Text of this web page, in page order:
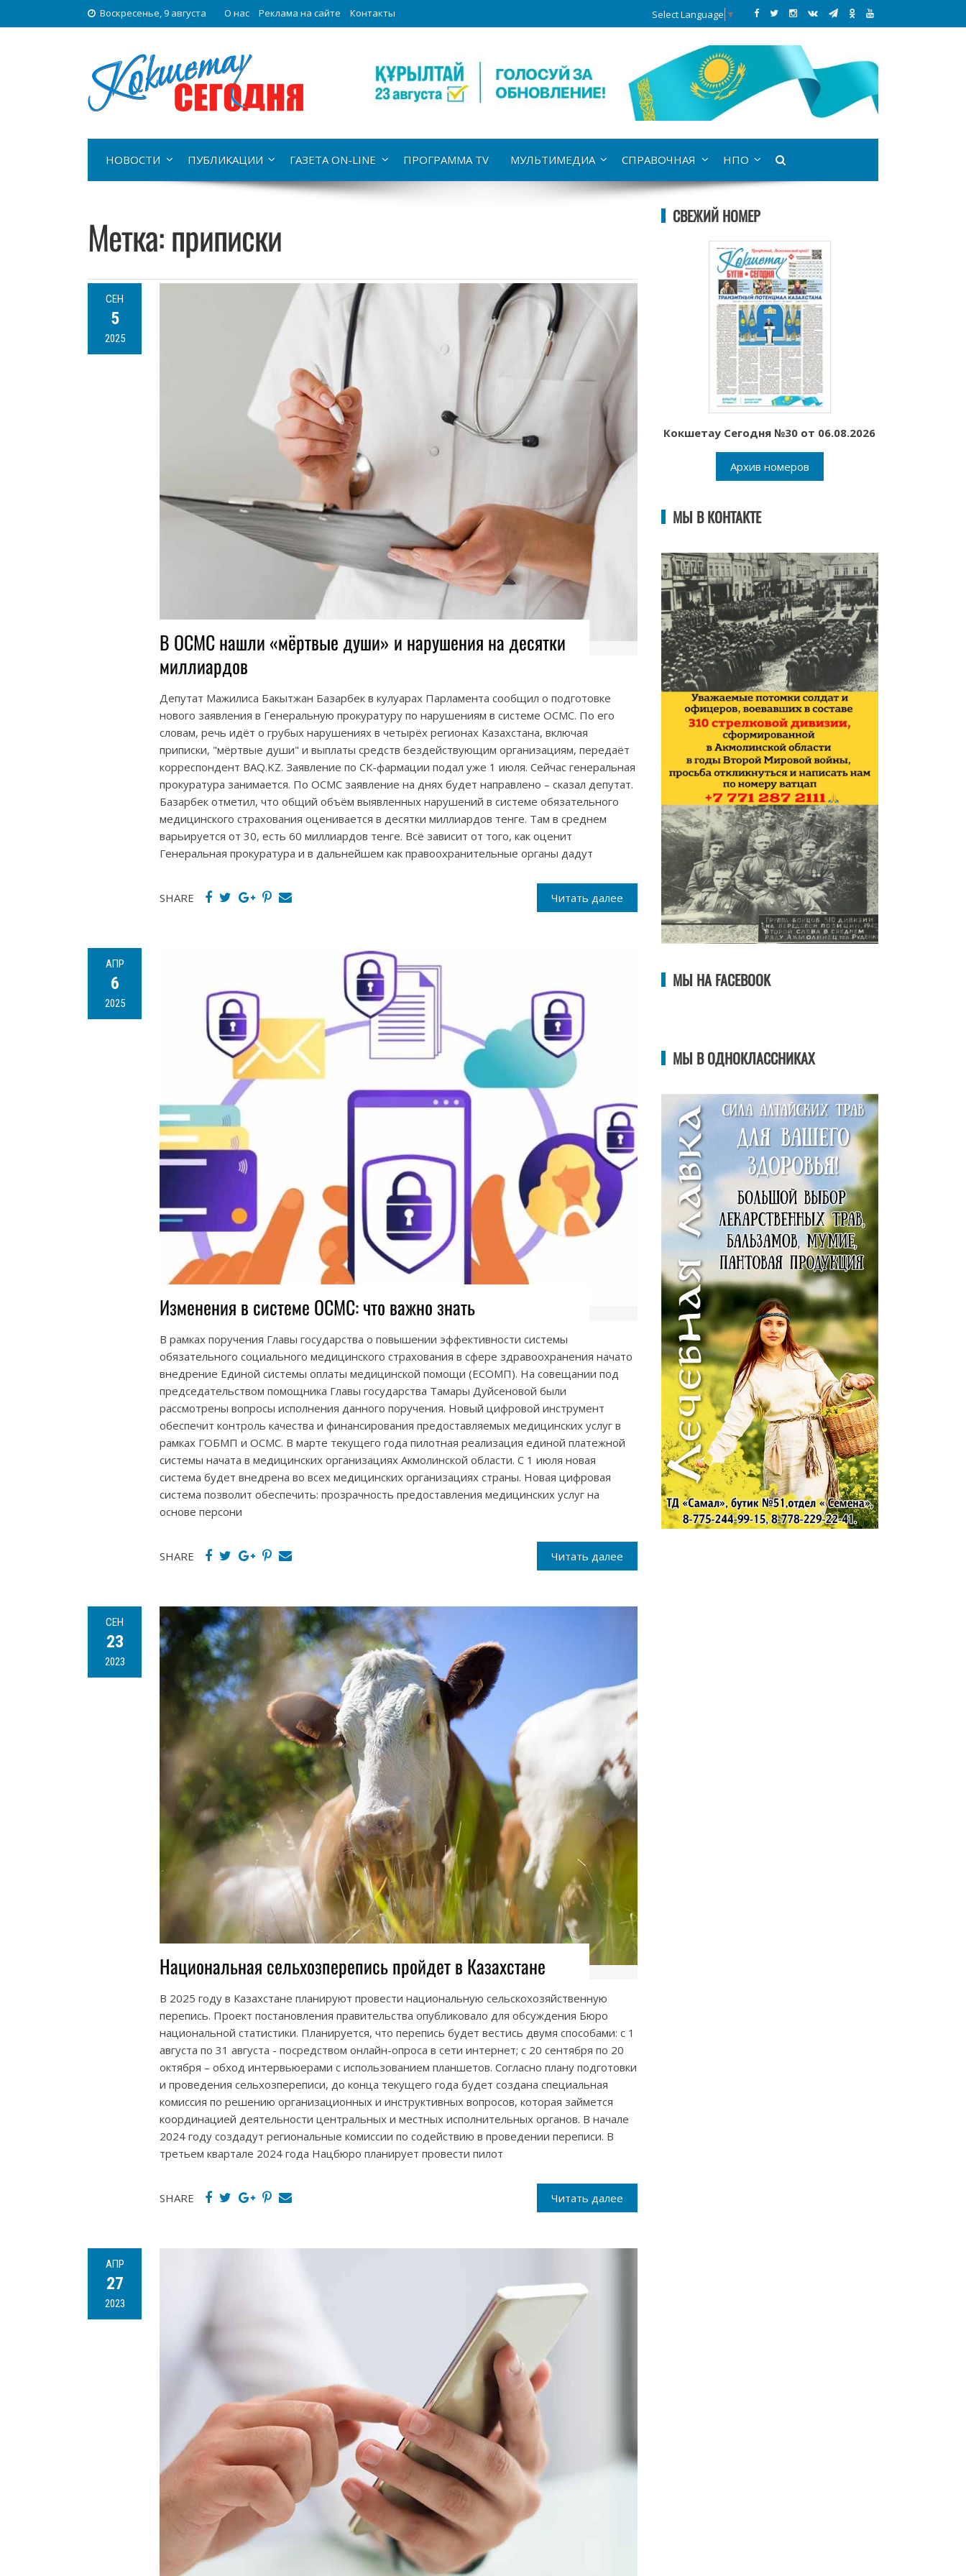
Воскресенье, 9 августа О нас Реклама на сайте Контакты Select Language ▼
НОВОСТИ ПУБЛИКАЦИИ ГАЗЕТА ON-LINE ПРОГРАММА TV МУЛЬТИМЕДИА СПРАВОЧНАЯ НПО
Метка:приписки
СЕН
5
2025
В ОСМС нашли «мёртвые души» и нарушения на десятки
миллиардов
Депутат Мажилиса Бакытжан Базарбек в кулуарах Парламента сообщил о подготовке
нового заявления в Генеральную прокуратуру по нарушениям в системе ОСМС. По его
словам, речь идёт о грубых нарушениях в четырёх регионах Казахстана, включая
приписки, "мёртвые души" и выплаты средств бездействующим организациям, передаёт
корреспондент BAQ.KZ. Заявление по СК-фармации подал уже 1 июля. Сейчас генеральная
прокуратура занимается. По ОСМС заявление на днях будет направлено – сказал депутат.
Базарбек отметил, что общий объём выявленных нарушений в системе обязательного
медицинского страхования оценивается в десятки миллиардов тенге. Там в среднем
варьируется от 30, есть 60 миллиардов тенге. Всё зависит от того, как оценит
Генеральная прокуратура и в дальнейшем как правоохранительные органы дадут
Читать далее
SHARE
АПР
6
2025
Изменения в системе ОСМС: что важно знать
В рамках поручения Главы государства о повышении эффективности системы
обязательного социального медицинского страхования в сфере здравоохранения начато
внедрение Единой системы оплаты медицинской помощи (ЕСОМП). На совещании под
председательством помощника Главы государства Тамары Дуйсеновой были
рассмотрены вопросы исполнения данного поручения. Новый цифровой инструмент
обеспечит контроль качества и финансирования предоставляемых медицинских услуг в
рамках ГОБМП и ОСМС. В марте текущего года пилотная реализация единой платежной
системы начата в медицинских организациях Акмолинской области. С 1 июля новая
система будет внедрена во всех медицинских организациях страны. Новая цифровая
система позволит обеспечить: прозрачность предоставления медицинских услуг на
основе персони
Читать далее
SHARE
СЕН
23
2023
Национальная сельхозперепись пройдет в Казахстане
В 2025 году в Казахстане планируют провести национальную сельскохозяйственную
перепись. Проект постановления правительства опубликовало для обсуждения Бюро
национальной статистики. Планируется, что перепись будет вестись двумя способами: с 1
августа по 31 августа - посредством онлайн-опроса в сети интернет; с 20 сентября по 20
октября – обход интервьюерами с использованием планшетов. Согласно плану подготовки
и проведения сельхозпереписи, до конца текущего года будет создана специальная
комиссия по решению организационных и инструктивных вопросов, которая займется
координацией деятельности центральных и местных исполнительных органов. В начале
2024 году создадут региональные комиссии по содействию в проведении переписи. В
третьем квартале 2024 года Нацбюро планирует провести пилот
Читать далее
SHARE
АПР
27
2023
СВЕЖИЙ НОМЕР
Кокшетау Сегодня №30 от 06.08.2026
Архив номеров
МЫ В КОНТАКТЕ
МЫ НА FACEBOOK
МЫ В ОДНОКЛАССНИКАХ